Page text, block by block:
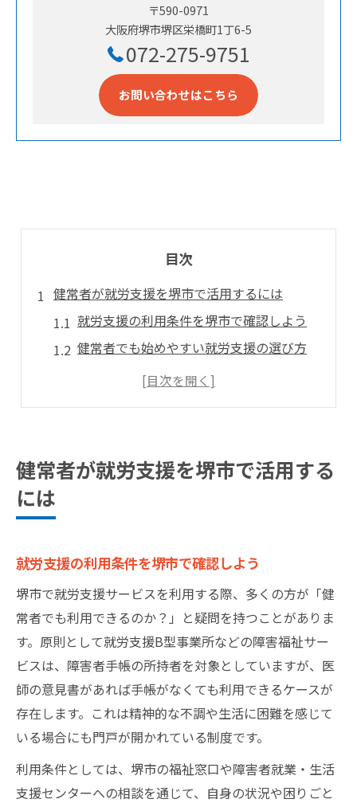
〒590-0971
大阪府堺市堺区栄橋町1丁6-5
072-275-9751
お問い合わせはこちら
目次
健常者が就労支援を堺市で活用するには
就労支援の利用条件を堺市で確認しよう
健常者でも始めやすい就労支援の選び方
堺市の就労支援サービス最新情報まとめ
医師意見書で広がる就労支援の可能性
医師意見書で就労支援を受ける流れ
医師意見書がもたらす就労支援の選択肢
就労支援申請時の医師との連携方法解説
就労支援利用時に必要な申請フロー徹底解説
就労支援申請から利用開始までの流れ
堺市での就労支援申請に必要な書類一覧
就労支援の申請フローを具体的に解説
役所での就労支援手続きの注意点まとめ
堺市で選ぶB型事業所のポイントと体験談
健常者が就労支援を堺市で活用する
には
就労支援の利用条件を堺市で確認しよう
堺市で就労支援サービスを利用する際、多くの方が「健
常者でも利用できるのか？」と疑問を持つことがありま
す。原則として就労支援B型事業所などの障害福祉サー
ビスは、障害者手帳の所持者を対象としていますが、医
師の意見書があれば手帳がなくても利用できるケースが
存在します。これは精神的な不調や生活に困難を感じて
いる場合にも門戸が開かれている制度です。
利用条件としては、堺市の福祉窓口や障害者就業・生活
支援センターへの相談を通じて、自身の状況や困りごと